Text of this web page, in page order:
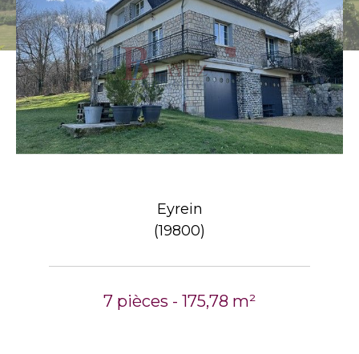
Eyrein
(19800)
7 pièces - 175,78 m²